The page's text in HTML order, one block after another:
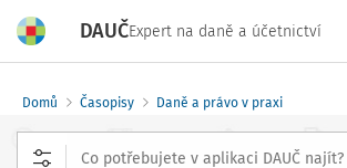
DAUČExpert na daně a účetnictví
Domů Časopisy Daně a právo v praxi